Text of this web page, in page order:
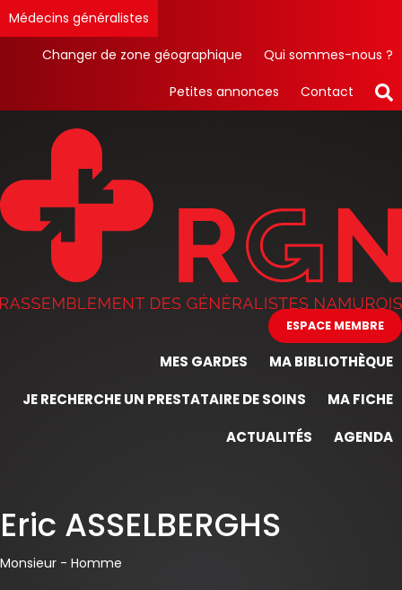
Médecins généralistes
Changer de zone géographique Qui sommes-nous ?
Petites annonces Contact
ESPACE MEMBRE
MES GARDES
MA BIBLIOTHÈQUE
JE RECHERCHE UN PRESTATAIRE DE SOINS
MA FICHE
ACTUALITÉS
AGENDA
Eric ASSELBERGHS
Monsieur - Homme